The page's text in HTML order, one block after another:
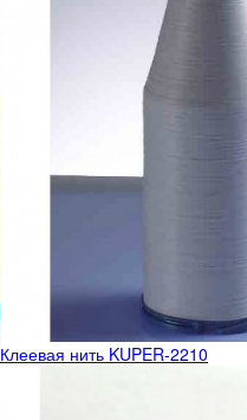
Клеевая нить KUPER-2210